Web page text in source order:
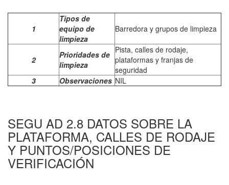
1
Tipos de
equipo de
limpieza
Barredora y grupos de limpieza
2
Prioridades de
limpieza
Pista, calles de rodaje,
plataformas y franjas de
seguridad
3
Observaciones NIL
SEGU AD 2.8 DATOS SOBRE LA
PLATAFORMA, CALLES DE RODAJE
Y PUNTOS/POSICIONES DE
VERIFICACIÓN